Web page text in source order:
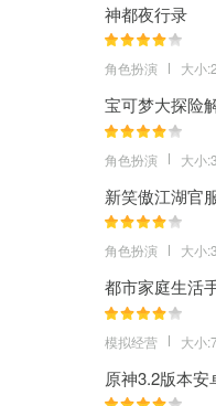
神都夜行录
角色扮演 大小
宝可梦大探险
角色扮演 大小
新笑傲江湖官
角色扮演 大小
都市家庭生活
模拟经营 大小
原神3.2版本安